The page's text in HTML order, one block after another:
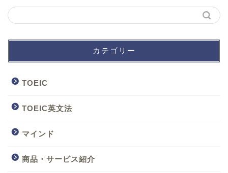
カテゴリー
TOEIC
TOEIC英文法
マインド
商品・サービス紹介